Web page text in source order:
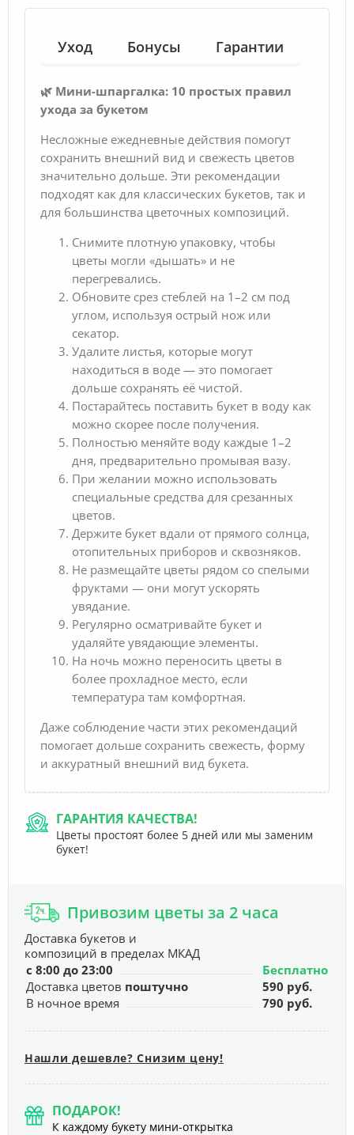
Уход Бонусы Гарантии
🌿 Мини-шпаргалка: 10 простых правил
ухода за букетом
Несложные ежедневные действия помогут
сохранить внешний вид и свежесть цветов
значительно дольше. Эти рекомендации
подходят как для классических букетов, так и
для большинства цветочных композиций.
Снимите плотную упаковку, чтобы
цветы могли «дышать» и не
перегревались.
Обновите срез стеблей на 1–2 см под
углом, используя острый нож или
секатор.
Удалите листья, которые могут
находиться в воде — это помогает
дольше сохранять её чистой.
Постарайтесь поставить букет в воду как
можно скорее после получения.
Полностью меняйте воду каждые 1–2
дня, предварительно промывая вазу.
При желании можно использовать
специальные средства для срезанных
цветов.
Держите букет вдали от прямого солнца,
отопительных приборов и сквозняков.
Не размещайте цветы рядом со спелыми
фруктами — они могут ускорять
увядание.
Регулярно осматривайте букет и
удаляйте увядающие элементы.
На ночь можно переносить цветы в
более прохладное место, если
температура там комфортная.
Даже соблюдение части этих рекомендаций
помогает дольше сохранить свежесть, форму
и аккуратный внешний вид букета.
ГАРАНТИЯ КАЧЕСТВА!
Цветы простоят более 5 дней или мы заменим
букет!
Привозим цветы за 2 часа
Доставка букетов и
композиций в пределах МКАД
с 8:00 до 23:00
Бесплатно
Доставка цветов поштучно
590 руб.
В ночное время
790 руб.
Нашли дешевле? Снизим цену!
ПОДАРОК!
К каждому букету мини-открытка